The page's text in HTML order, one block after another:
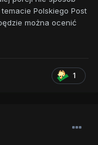
Polskiego Post
można ocenić
1